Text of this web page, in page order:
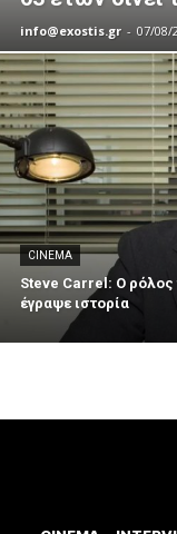
info@exostis.gr - 07/08/
CINEMA
Steve Carrel: Ο ρόλος
έγραψε ιστορία